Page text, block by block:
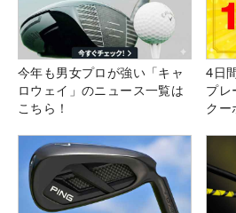
今年も男女プロが強い「キャ
ロウェイ」のニュース一覧は
こちら！
4日
プレ
クー